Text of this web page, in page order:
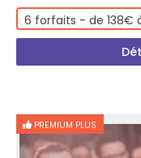
6 forfaits - de 138€
PREMIUM PLUS